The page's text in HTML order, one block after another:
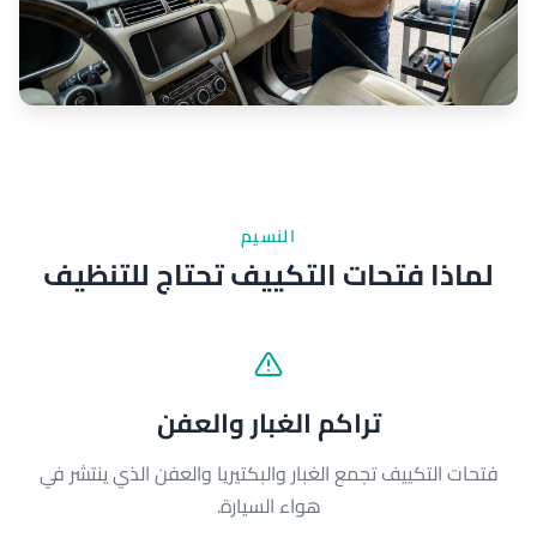
النسيم
لماذا فتحات التكييف تحتاج للتنظيف
تراكم الغبار والعفن
فتحات التكييف تجمع الغبار والبكتيريا والعفن الذي ينتشر في
هواء السيارة.